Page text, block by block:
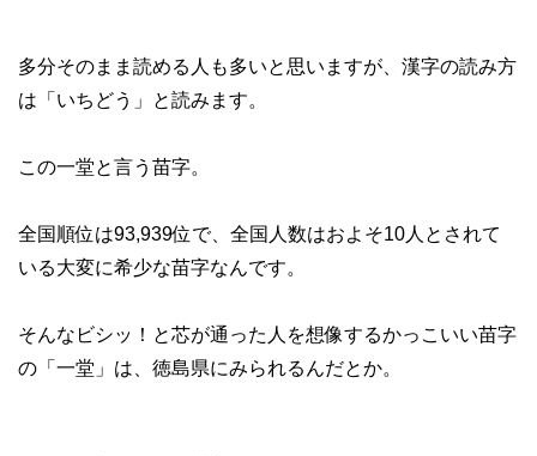
多分そのまま読める人も多いと思いますが、漢字の読み方
は「いちどう」と読みます。
この一堂と言う苗字。
全国順位は93,939位で、全国人数はおよそ10人とされて
いる大変に希少な苗字なんです。
そんなビシッ！と芯が通った人を想像するかっこいい苗字
の「一堂」は、徳島県にみられるんだとか。